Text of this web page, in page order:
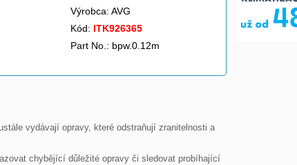
Výrobca: AVG
Kód: ITK926365
Part No.: bpw.0.12m
vydávají opravy, které odstraňují zranitelnosti a
chybějící důležité opravy či sledovat probíhající